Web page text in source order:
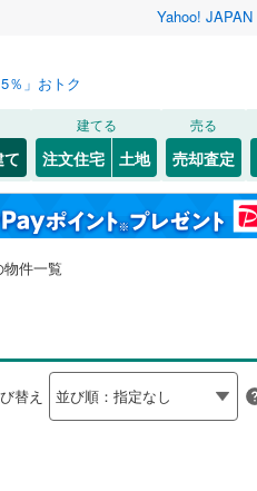
Yahoo! JAPAN
％」おトク
建てる
注文住宅 土地
売る
売却査定
件一覧
替え
秋田 山形
千葉
三重
東区(36)
安佐南区(70)
佐伯区(
福山市
庄原市(8)
四拾貫町(1)
十日市西(1)
三良坂町灰塚
芸備線(2)
可部線(0)
広島電鉄宮島線(0)
築古・築30年以上（2）
ビルトインガレージ（0）
防犯カメラ（ 0）
保存しました
、 マイページから設定できます。
南畑敷町
件を保存する
お気に入りリストを見る
閉じる
お気に入りリストを見る
閉じる